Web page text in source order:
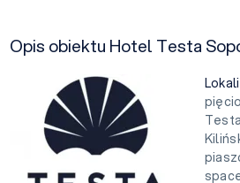
Opis obiektu Hotel Testa